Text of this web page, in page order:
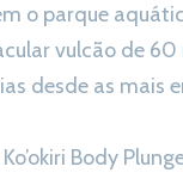
o parque
vulcão de
desde as mais
Body